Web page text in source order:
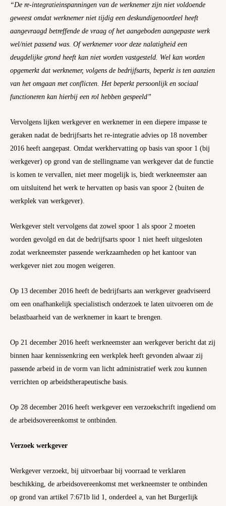
“De re-integratieinspanningen van de werknemer zijn niet voldoende
geweest omdat werknemer niet tijdig een deskundigenoordeel heeft
aangevraagd betreffende de vraag of het aangeboden aangepaste werk
wel/niet passend was. Of werknemer voor deze nalatigheid een
deugdelijke grond heeft kan niet worden vastgesteld. Wel kan worden
opgemerkt dat werknemer, volgens de bedrijfsarts, beperkt is ten aanzien
van het omgaan met conflicten. Het beperkt persoonlijk en sociaal
functioneren kan hierbij een rol hebben gespeeld”
Vervolgens lijken werkgever en werknemer in een diepere impasse te
geraken nadat de bedrijfsarts het re-integratie advies op 18 november
2016 heeft aangepast. Omdat werkhervatting op basis van spoor 1 (bij
werkgever) op grond van de stellingname van werkgever dat de functie
is komen te vervallen, niet meer mogelijk is, biedt werkneemster aan
om uitsluitend het werk te hervatten op basis van spoor 2 (buiten de
werkplek van werkgever).
Werkgever stelt vervolgens dat zowel spoor 1 als spoor 2 moeten
worden gevolgd en dat de bedrijfsarts spoor 1 niet heeft uitgesloten
zodat werkneemster passende werkzaamheden op het kantoor van
werkgever niet zou mogen weigeren.
Op 13 december 2016 heeft de bedrijfsarts aan werkgever geadviseerd
om een onafhankelijk specialistisch onderzoek te laten uitvoeren om de
belastbaarheid van de werknemer in kaart te brengen.
Op 21 december 2016 heeft werkneemster aan werkgever bericht dat zij
binnen haar kennissenkring een werkplek heeft gevonden alwaar zij
passende arbeid in de vorm van licht administratief werk zou kunnen
verrichten op arbeidstherapeutische basis.
Op 28 december 2016 heeft werkgever een verzoekschrift ingediend om
de arbeidsovereenkomst te ontbinden.
Verzoek werkgever
Werkgever verzoekt, bij uitvoerbaar bij voorraad te verklaren
beschikking, de arbeidsovereenkomst met werkneemster te ontbinden
op grond van artikel 7:671b lid 1, onderdeel a, van het Burgerlijk